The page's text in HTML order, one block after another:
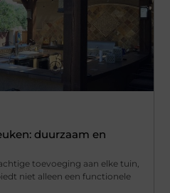
duurzaam en
toevoeging aan elke tuin,
niet alleen een functionele